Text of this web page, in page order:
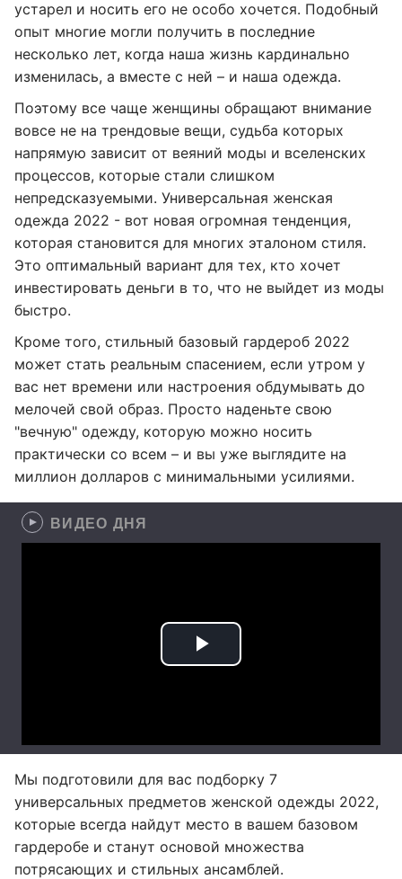
устарел и носить его не особо хочется. Подобный
опыт многие могли получить в последние
несколько лет, когда наша жизнь кардинально
изменилась, а вместе с ней – и наша одежда.
Поэтому все чаще женщины обращают внимание
вовсе не на трендовые вещи, судьба которых
напрямую зависит от веяний моды и вселенских
процессов, которые стали слишком
непредсказуемыми. Универсальная женская
одежда 2022 - вот новая огромная тенденция,
которая становится для многих эталоном стиля.
Это оптимальный вариант для тех, кто хочет
инвестировать деньги в то, что не выйдет из моды
быстро.
Кроме того, стильный базовый гардероб 2022
может стать реальным спасением, если утром у
вас нет времени или настроения обдумывать до
мелочей свой образ. Просто наденьте свою
"вечную" одежду, которую можно носить
практически со всем – и вы уже выглядите на
миллион долларов с минимальными усилиями.
ВИДЕО ДНЯ
Мы подготовили для вас подборку 7
универсальных предметов женской одежды 2022,
которые всегда найдут место в вашем базовом
гардеробе и станут основой множества
потрясающих и стильных ансамблей.